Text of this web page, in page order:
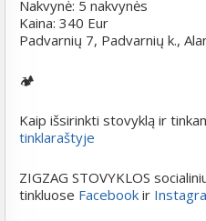
Nakvynė: 5 nakvynės
Kaina: 340 Eur
Padvarnių 7, Padvarnių k.,
🏕️
Kaip išsirinkti stovyklą ir
tinklaraštyje
ZIGZAG STOVYKLOS
tinkluose Facebook ir